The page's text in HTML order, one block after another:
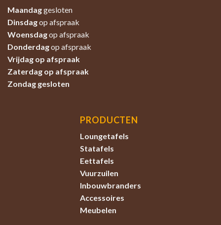
Maandaggesloten
Dinsdagop afspraak
Woensdagop afspraak
Donderdagop afspraak
Vrijdag op afspraak
Zaterdag op afspraak
Zondag gesloten
PRODUCTEN
Loungetafels
Statafels
Eettafels
Vuurzuilen
Inbouwbranders
Accessoires
Meubelen